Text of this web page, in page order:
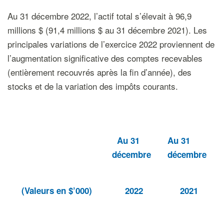
Au 31 décembre 2022, l’actif total s’élevait à 96,9
millions $ (91,4 millions $ au 31 décembre 2021). Les
principales variations de l’exercice 2022 proviennent de
l’augmentation significative des comptes recevables
(entièrement recouvrés après la fin d’année), des
stocks et de la variation des impôts courants.
Au 31
décembre
Au 31
décembre
(Valeurs en $’000) 2022 2021